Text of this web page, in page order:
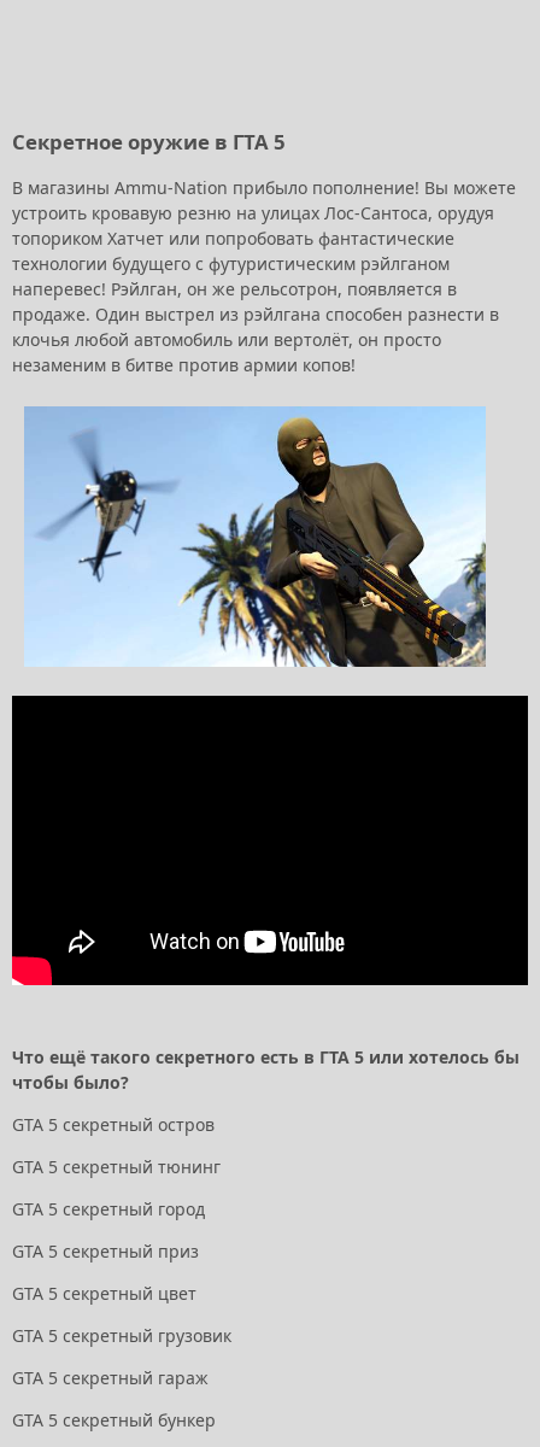
Секретное оружие в ГТА 5
В магазины Ammu-Nation прибыло пополнение! Вы можете
устроить кровавую резню на улицах Лос-Сантоса, орудуя
топориком Хатчет или попробовать фантастические
технологии будущего с футуристическим рэйлганом
наперевес! Рэйлган, он же рельсотрон, появляется в
продаже. Один выстрел из рэйлгана способен разнести в
клочья любой автомобиль или вертолёт, он просто
незаменим в битве против армии копов!
Что ещё такого секретного есть в ГТА 5 или хотелось бы
чтобы было?
GTA 5 секретный остров
GTA 5 секретный тюнинг
GTA 5 секретный город
GTA 5 секретный приз
GTA 5 секретный цвет
GTA 5 секретный грузовик
GTA 5 секретный гараж
GTA 5 секретный бункер